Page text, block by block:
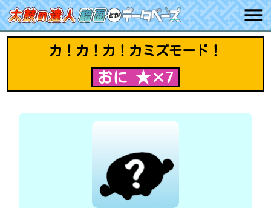
カ！カ！カ！カミズモード！
おに ★×7